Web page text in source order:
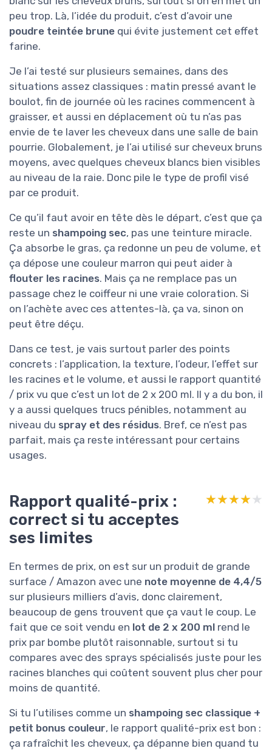
peu trop. Là, l’idée du produit, c’est d’avoir une
poudre teintée brune qui évite justement cet effet
farine.
Je l’ai testé sur plusieurs semaines, dans des
situations assez classiques : matin pressé avant le
boulot, fin de journée où les racines commencent à
graisser, et aussi en déplacement où tu n’as pas
envie de te laver les cheveux dans une salle de bain
pourrie. Globalement, je l’ai utilisé sur cheveux bruns
moyens, avec quelques cheveux blancs bien visibles
au niveau de la raie. Donc pile le type de profil visé
par ce produit.
Ce qu’il faut avoir en tête dès le départ, c’est que ça
reste un shampoing sec, pas une teinture miracle.
Ça absorbe le gras, ça redonne un peu de volume, et
ça dépose une couleur marron qui peut aider à
flouter les racines. Mais ça ne remplace pas un
passage chez le coiffeur ni une vraie coloration. Si
on l’achète avec ces attentes-là, ça va, sinon on
peut être déçu.
Dans ce test, je vais surtout parler des points
concrets : l’application, la texture, l’odeur, l’effet sur
les racines et le volume, et aussi le rapport quantité
/ prix vu que c’est un lot de 2 x 200 ml. Il y a du bon, il
y a aussi quelques trucs pénibles, notamment au
niveau du spray et des résidus. Bref, ce n’est pas
parfait, mais ça reste intéressant pour certains
usages.
Rapport qualité-prix :
correct si tu acceptes
ses limites
★★★★★
★★★★★
En termes de prix, on est sur un produit de grande
surface / Amazon avec une note moyenne de 4,4/5
sur plusieurs milliers d’avis, donc clairement,
beaucoup de gens trouvent que ça vaut le coup. Le
fait que ce soit vendu en lot de 2 x 200 ml rend le
prix par bombe plutôt raisonnable, surtout si tu
compares avec des sprays spécialisés juste pour les
racines blanches qui coûtent souvent plus cher pour
moins de quantité.
Si tu l’utilises comme un shampoing sec classique +
petit bonus couleur, le rapport qualité-prix est bon :
ça rafraîchit les cheveux, ça dépanne bien quand tu